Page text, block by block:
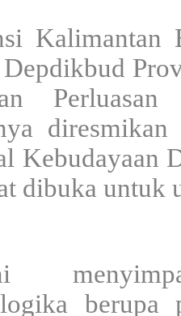
Perluasan
Kebudayaan
dibuka untuk